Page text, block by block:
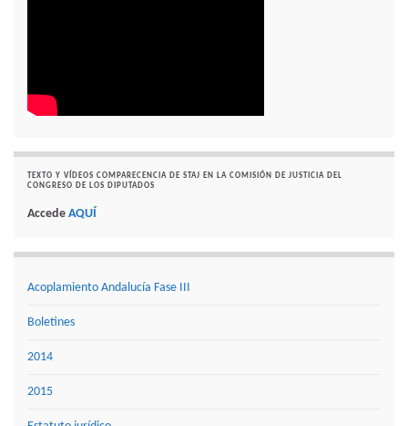
TEXTO Y VÍDEOS COMPARECENCIA DE STAJ EN LA COMISIÓN DE JUSTICIA DEL
CONGRESO DE LOS DIPUTADOS
Accede AQUÍ
Acoplamiento Andalucía Fase III
Boletines
2014
2015